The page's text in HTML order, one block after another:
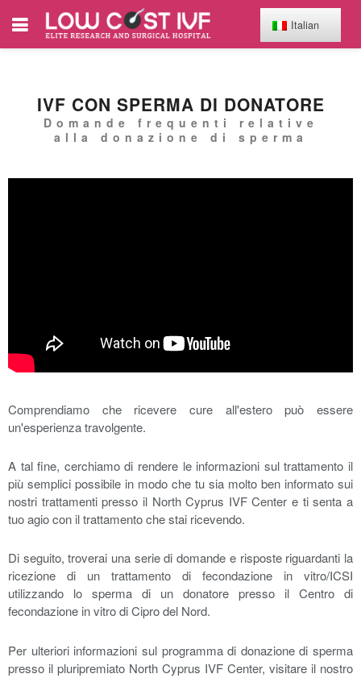
IVF CON SPERMA DI DONATORE
Domande frequenti relative
alla donazione di sperma
Comprendiamo che ricevere cure all'estero può essere
un'esperienza travolgente.
A tal fine, cerchiamo di rendere le informazioni sul trattamento il
più semplici possibile in modo che tu sia molto ben informato sui
nostri trattamenti presso il North Cyprus IVF Center e ti senta a
tuo agio con il trattamento che stai ricevendo.
Di seguito, troverai una serie di domande e risposte riguardanti la
ricezione di un trattamento di fecondazione in vitro/ICSI
utilizzando lo sperma di un donatore presso il Centro di
fecondazione in vitro di Cipro del Nord.
Per ulteriori informazioni sul programma di donazione di sperma
presso il pluripremiato North Cyprus IVF Center, visitare il nostro
Italian